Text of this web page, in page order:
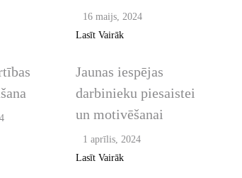
16 maijs, 2024
Lasīt Vairāk
FEBRUĀRIS / MARTS
Jaunas iespējas
darbinieku piesaistei
un motivēšanai
1 aprīlis, 2024
Lasīt Vairāk